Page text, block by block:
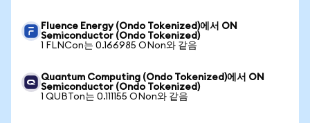
Fluence Energy (Ondo Tokenized)에서 ON
Semiconductor (Ondo Tokenized)
1 FLNCon는 0.166985 ONon와 같음
Quantum Computing (Ondo Tokenized)에서 ON
Semiconductor (Ondo Tokenized)
1 QUBTon는 0.111155 ONon와 같음